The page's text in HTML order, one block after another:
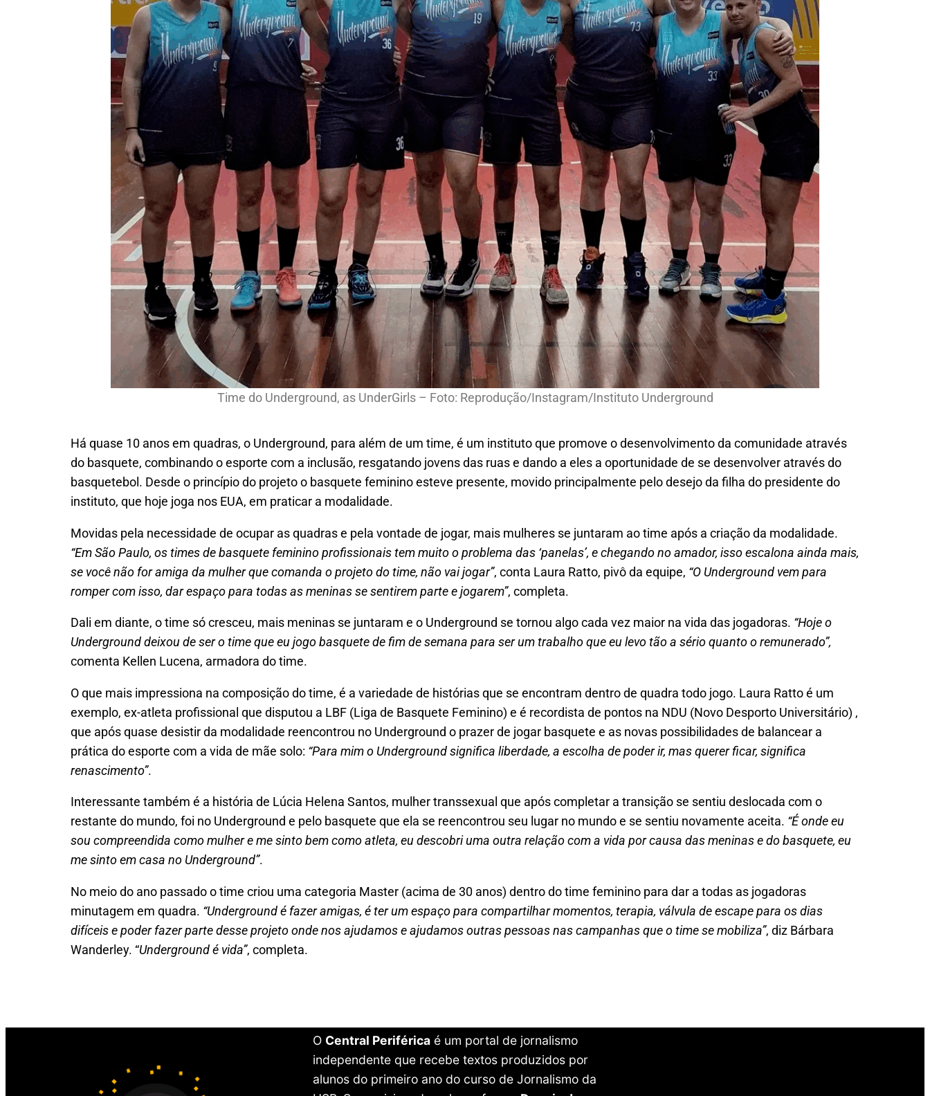
Time do Underground, as UnderGirls – Foto: Reprodução/Instagram/Instituto Underground
Há quase 10 anos em quadras, o Underground, para além de um time, é um instituto que promove o desenvolvimento da comunidade através
do basquete, combinando o esporte com a inclusão, resgatando jovens das ruas e dando a eles a oportunidade de se desenvolver através do
basquetebol. Desde o princípio do projeto o basquete feminino esteve presente, movido principalmente pelo desejo da filha do presidente do
instituto, que hoje joga nos EUA, em praticar a modalidade.
Movidas pela necessidade de ocupar as quadras e pela vontade de jogar, mais mulheres se juntaram ao time após a criação da modalidade.
“Em São Paulo, os times de basquete feminino profissionais tem muito o problema das ‘panelas’, e chegando no amador, isso escalona ainda mais,
se você não for amiga da mulher que comanda o projeto do time, não vai jogar”, conta Laura Ratto, pivô da equipe, “O Underground vem para
romper com isso, dar espaço para todas as meninas se sentirem parte e jogarem”, completa.
Dali em diante, o time só cresceu, mais meninas se juntaram e o Underground se tornou algo cada vez maior na vida das jogadoras. “Hoje o
Underground deixou de ser o time que eu jogo basquete de fim de semana para ser um trabalho que eu levo tão a sério quanto o remunerado”,
comenta Kellen Lucena, armadora do time.
O que mais impressiona na composição do time, é a variedade de histórias que se encontram dentro de quadra todo jogo. Laura Ratto é um
exemplo, ex-atleta profissional que disputou a LBF (Liga de Basquete Feminino) e é recordista de pontos na NDU (Novo Desporto Universitário) ,
que após quase desistir da modalidade reencontrou no Underground o prazer de jogar basquete e as novas possibilidades de balancear a
prática do esporte com a vida de mãe solo: “Para mim o Underground significa liberdade, a escolha de poder ir, mas querer ficar, significa
renascimento”.
Interessante também é a história de Lúcia Helena Santos, mulher transsexual que após completar a transição se sentiu deslocada com o
restante do mundo, foi no Underground e pelo basquete que ela se reencontrou seu lugar no mundo e se sentiu novamente aceita. “É onde eu
sou compreendida como mulher e me sinto bem como atleta, eu descobri uma outra relação com a vida por causa das meninas e do basquete, eu
me sinto em casa no Underground”.
No meio do ano passado o time criou uma categoria Master (acima de 30 anos) dentro do time feminino para dar a todas as jogadoras
minutagem em quadra. “Underground é fazer amigas, é ter um espaço para compartilhar momentos, terapia, válvula de escape para os dias
difíceis e poder fazer parte desse projeto onde nos ajudamos e ajudamos outras pessoas nas campanhas que o time se mobiliza”, diz Bárbara
Wanderley. “Underground é vida”, completa.
O Central Periférica é um portal de jornalismo
independente que recebe textos produzidos por
alunos do primeiro ano do curso de Jornalismo da